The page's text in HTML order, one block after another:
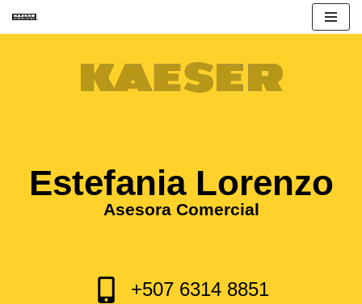
Estefania Lorenzo
Asesora Comercial
+507 6314 8851